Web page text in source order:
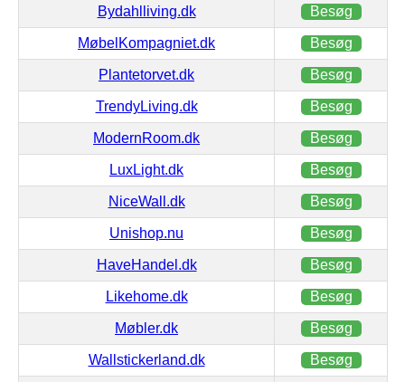
Bydahlliving.dk Besøg
MøbelKompagniet.dk Besøg
Plantetorvet.dk Besøg
TrendyLiving.dk Besøg
ModernRoom.dk Besøg
LuxLight.dk Besøg
NiceWall.dk Besøg
Unishop.nu Besøg
HaveHandel.dk Besøg
Likehome.dk Besøg
Møbler.dk Besøg
Wallstickerland.dk Besøg